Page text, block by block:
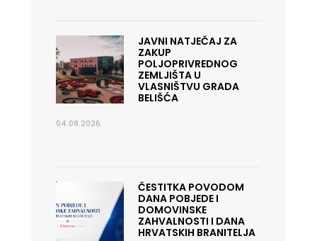
JAVNI NATJEČAJ ZA
ZAKUP
POLJOPRIVREDNOG
ZEMLJIŠTA U
VLASNIŠTVU GRADA
BELIŠĆA
04.08.2026.
ČESTITKA POVODOM
DANA POBJEDE I
DOMOVINSKE
ZAHVALNOSTI I DANA
HRVATSKIH BRANITELJA